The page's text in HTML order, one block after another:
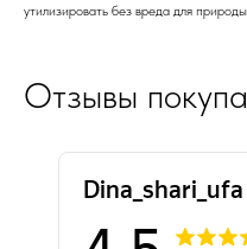
утилизировать без вреда для
Отзывы